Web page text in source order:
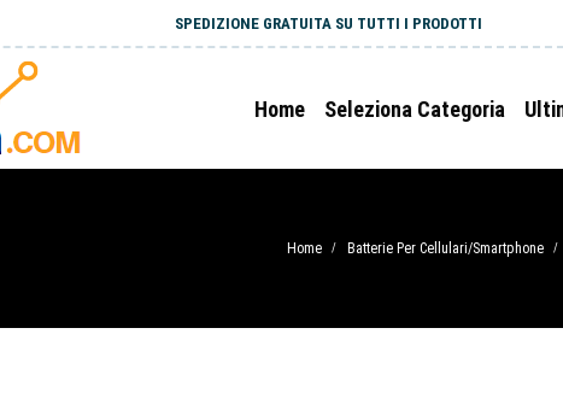
SPEDIZIONE GRATUITA SU TUTTI I PRODOTTI
Home Seleziona Categoria
Home / Batterie Per Cellulari/Smartphone /